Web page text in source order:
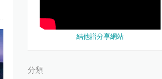
結他譜分享網站
分類